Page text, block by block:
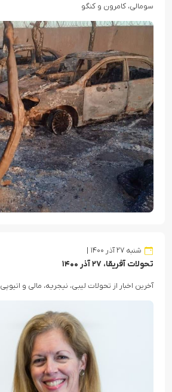
سومالی، کامرون و کنگو
شنبه ۲۷ آذر ۱۴۰۰
تحولات آفریقا، ۲۷ آذر ۱۴۰۰
آخرین اخبار از تحولات لیبی، نیجریه، مالی و اتیوپی